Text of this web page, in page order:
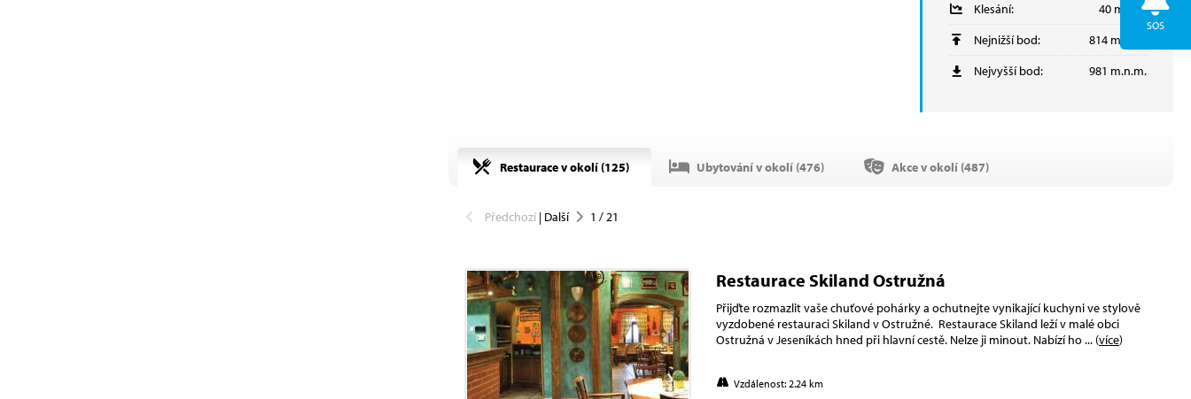
Klesání:
40 metrů
Nejnižší bod:
814 m.n.m.
Nejvyšší bod:
981 m.n.m.
Restaurace v okolí (125) Ubytování v okolí (476) Akce v okolí (487)
Předchozí | Další 1 /21
Restaurace Skiland Ostružná
Přijďte rozmazlit vaše chuťové pohárky a ochutnejte vynikající kuchyni ve stylově
vyzdobené restauraci Skiland v Ostružné. Restaurace Skiland leží v malé obci
Ostružná v Jeseníkách hned při hlavní cestě. Nelze ji minout. Nabízí ho... (více)
Vzdálenost: 2.24 km
SOS